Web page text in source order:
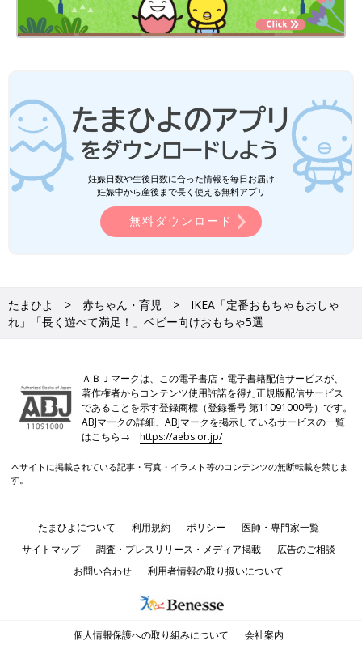
妊娠日数や生後日数に合った情報を毎日お届け
妊娠中から産後まで長く使える無料アプリ
無料ダウンロード
たまひよ 赤ちゃん・育児
IKEA「定番おもちゃもおしゃ
れ」「長く遊べて満足！」ベビー向けおもちゃ5選
ＡＢＪマークは、この電子書店・電子書籍配信サービスが、
著作権者からコンテンツ使用許諾を得た正規版配信サービス
であることを示す登録商標（登録番号 第11091000号）です。
ABJマークの詳細、ABJマークを掲示しているサービスの一覧
はこちら→https://aebs.or.jp/
本サイトに掲載されている記事・写真・イラスト等のコンテンツの無断転載を禁じま
す。
たまひよについて 利用規約 ポリシー
医師・専門家一覧
サイトマップ
調査・プレスリリース・メディア掲載
広告のご相談
お問い合わせ
利用者情報の取り扱いについて
個人情報保護への取り組みについて 会社案内